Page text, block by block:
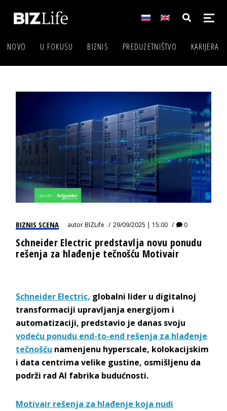
NOVO U FOKUSU BIZNIS PREDUZETNIŠTVO KARIJERA
BIZNIS SCENA autorBIZLife 29/09/2025 | 15:00 0
Schneider Electric predstavlja novu ponudu
rešenja za hlađenje tečnošću Motivair
Schneider Electric, globalni lider u digitalnoj
transformaciji upravljanja energijom i
automatizaciji, predstavio je danas svoju
vodeću ponudu end-to-end rešenja za hlađenje
tečnošću namenjenu hyperscale, kolokacijskim
i data centrima velike gustine, osmišljenu da
podrži rad AI fabrika budućnosti.
Motivair rešenja za hlađenje koja nudi